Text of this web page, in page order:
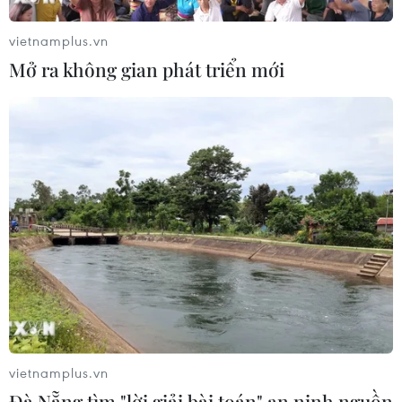
CƠ QUAN CHỦ QUẢN: THÔNG TẤN XÃ VIỆT NAM
Phó Tổng Biên tập: NGUYỄN THỊ TÁM, KHÚC THANH
Sở hữu trí tuệ
Quy định sử dụng
RSS
Hỗ trợ
Ngôn ngữ
TTXVN
Dịch vụ tin
Quảng cáo
Liên hệ
vietnamplus.vn
Mở ra không gian phát triển mới
vietnamplus.vn